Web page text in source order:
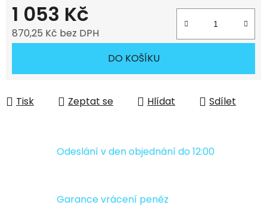
1 053 Kč
870,25 Kč bez DPH
DO KOŠÍKU
Tisk Zeptat se Hlídat Sdílet
Odeslání v den objednání do 12:00
Garance vrácení peněz